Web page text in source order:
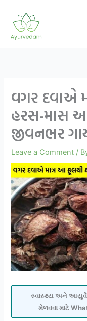
content
વગર દવાએ
હરસ-માસ
જીવનભર
Leave a Comment /
સ્વાસ્થ્ય અને
મેળવવા માટે